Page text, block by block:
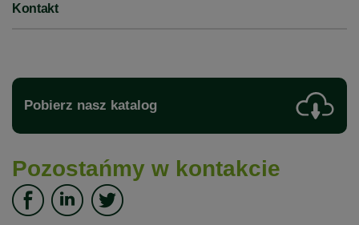
Kontakt
Pobierz nasz katalog
Pozostańmy w kontakcie